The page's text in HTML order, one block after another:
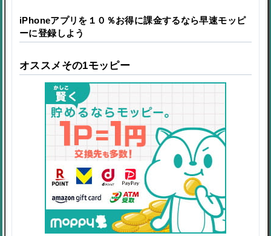
iPhoneアプリを１０％お得に課金するなら早速モッピ
ーに登録しよう
オススメ その1モッピー